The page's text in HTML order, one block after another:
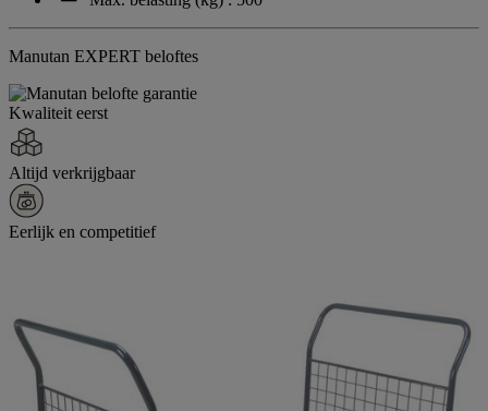
Manutan EXPERT beloftes
Kwaliteit eerst
Altijd verkrijgbaar
Eerlijk en competitief